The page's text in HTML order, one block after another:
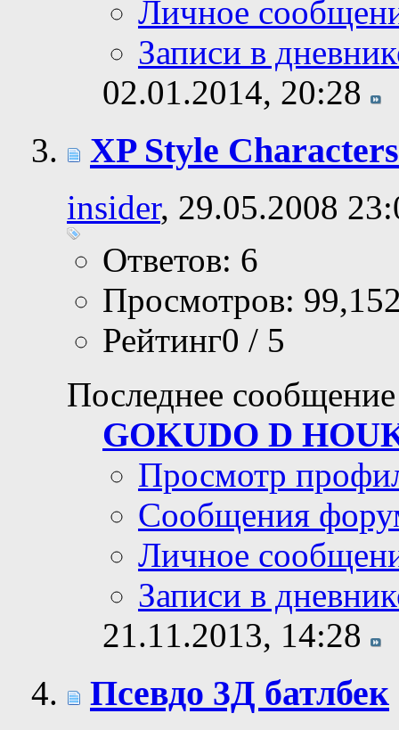
Личное
Записи в
02.01.2014, 20:28
XP Style Characters
insider, 29.05.2008
Ответов: 6
Просмотров:
Рейтинг0 / 5
Последнее
GOKUDO D
Просмотр
Сообщения
Личное
Записи в
21.11.2013, 14:28
Псевдо 3Д батлбек